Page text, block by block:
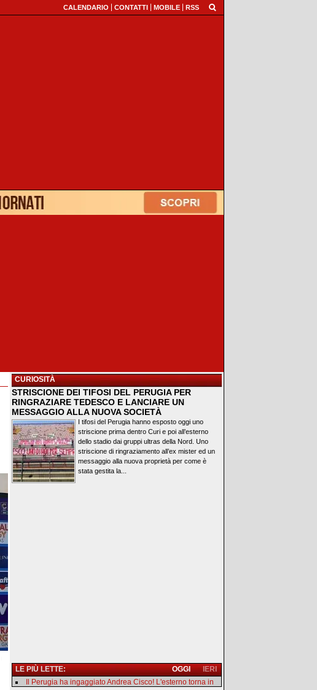
CALENDARIO CONTATTI MOBILE RSS
CURIOSITÀ
STRISCIONE DEI TIFOSI DEL PERUGIA PER
RINGRAZIARE TEDESCO E LANCIARE UN
MESSAGGIO ALLA NUOVA SOCIETÀ
I tifosi del Perugia hanno esposto oggi uno
striscione prima dentro Curi e poi all’esterno
dello stadio dai gruppi ultras della Nord. Uno
striscione di ringraziamento all’ex mister ed un
messaggio alla nuova proprietà per come è
stata gestita la...
LE PIÙ LETTE: IERI
OGGI
Il Perugia ha ingaggiato Andrea Cisco! L'esterno torna in